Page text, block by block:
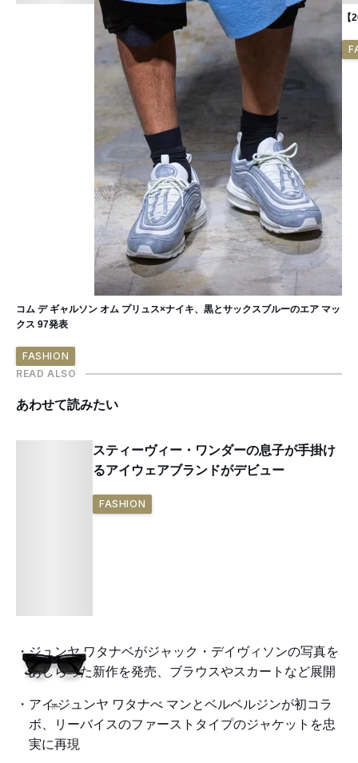
コム デ ギャルソン オム プリュス×ナイキ、黒とサックスブルーのエア マッ
クス 97発表
FASHION
READ ALSO
あわせて読みたい
スティーヴィー・ワンダーの息子が手掛け
るアイウェアブランドがデビュー
FASHION
ジュンヤ ワタナベがジャック・デイヴィソンの写真を
あしらった新作を発売、ブラウスやスカートなど展開
アイ ジュンヤ ワタナべ マンとベルベルジンが初コラ
ボ、リーバイスのファーストタイプのジャケットを忠
実に再現